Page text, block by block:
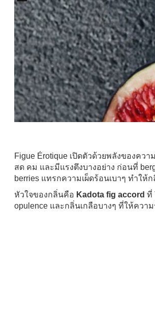
Figue Érotique เปิดตัวด้วยพลังของคว
สด คม และมีแรงตึงบางอย่าง ก่อนที่
berries แทรกความเผ็ดร้อนเบาๆ ทำให้
หัวใจของกลิ่นคือ Kadota fig accord ที่
opulence และกลิ่นเกลือบางๆ ที่ให้คว